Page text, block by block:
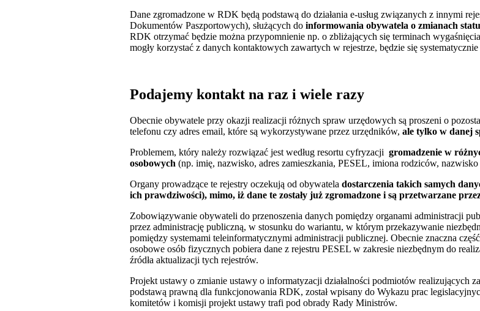
Dane zgromadzone w RDK będą podstawą do działania e-usług związanych z innymi
Dokumentów Paszportowych), służących do informowania obywatela o zmianach
RDK otrzymać będzie można przypomnienie np. o zbliżających się terminach
mogły korzystać z danych kontaktowych zawartych w rejestrze, będzie się systematycznie
Podajemy kontakt na raz i wiele razy
Obecnie obywatele przy okazji realizacji różnych spraw urzędowych są proszeni o
telefonu czy adres email, które są wykorzystywane przez urzędników, ale tylko w danej
Problemem, który należy rozwiązać jest według resortu cyfryzacji gromadzenie w
osobowych (np. imię, nazwisko, adres zamieszkania, PESEL, imiona rodziców,
Organy prowadzące te rejestry oczekują od obywatela dostarczenia takich samych
ich prawdziwości), mimo, iż dane te zostały już zgromadzone i są przetwarzane
Zobowiązywanie obywateli do przenoszenia danych pomiędzy organami administracji
przez administrację publiczną, w stosunku do wariantu, w którym przekazywanie
pomiędzy systemami teleinformatycznymi administracji publicznej. Obecnie znaczna
osobowe osób fizycznych pobiera dane z rejestru PESEL w zakresie niezbędnym do
źródła aktualizacji tych rejestrów.
Projekt ustawy o zmianie ustawy o informatyzacji działalności podmiotów realizujących
podstawą prawną dla funkcjonowania RDK, został wpisany do Wykazu prac
komitetów i komisji projekt ustawy trafi pod obrady Rady Ministrów.